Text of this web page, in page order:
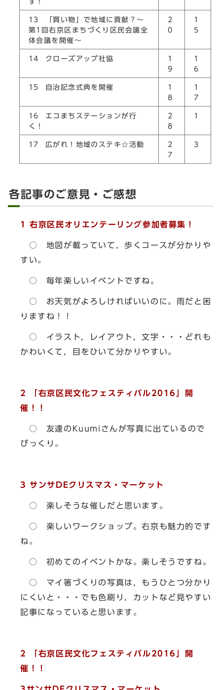
13 「買い物」で地域に貢献？～
第1回右京区まちづくり区民会議全
体会議を開催～
2
0
1
5
14 クローズアップ社協
1
9
1
6
15 自治記念式典を開催
1
8
1
7
16 エコまちステーションが行
く！
2
8
1
17 広がれ！地域のステキ☆活動
2
7
3
各記事のご意見・ご感想
1右京区民オリエンテーリング参加者募集！
○ 地図が載っていて，歩くコースが分かりや
すい。
○ 毎年楽しいイベントですね。
○ お天気がよろしければいいのに。雨だと困
りますね！！
○ イラスト，レイアウト，文字・・・どれも
かわいくて，目をひいて分かりやすい。
2
「右京区民文化フェスティバル2016」開
催！！
○ 友達のKuumiさんが写真に出ているので
びっくり。
3 サンサDEクリスマス・マーケット
○ 楽しそうな催しだと思います。
○ 楽しいワークショップ。右京も魅力的です
ね。
○ 初めてのイベントかな。楽しそうですね。
○ マイ箸づくりの写真は，もうひとつ分かり
にくいと・・・でも色刷り，カットなど見やすい
記事になっていると思います。
2
「右京区民文化フェスティバル2016」開
催！！